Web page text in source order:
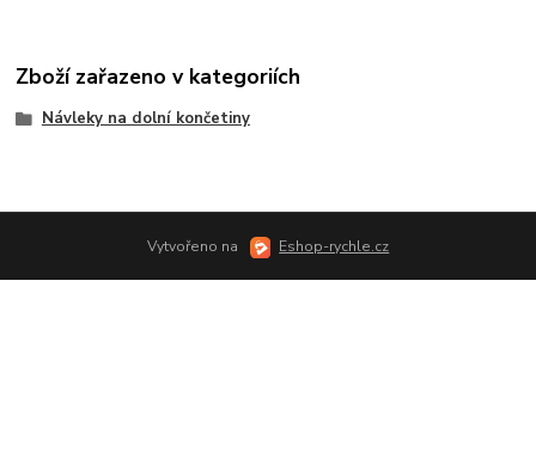
Zboží zařazeno v kategoriích
Návleky na dolní končetiny
Vytvořeno na Eshop-rychle.cz